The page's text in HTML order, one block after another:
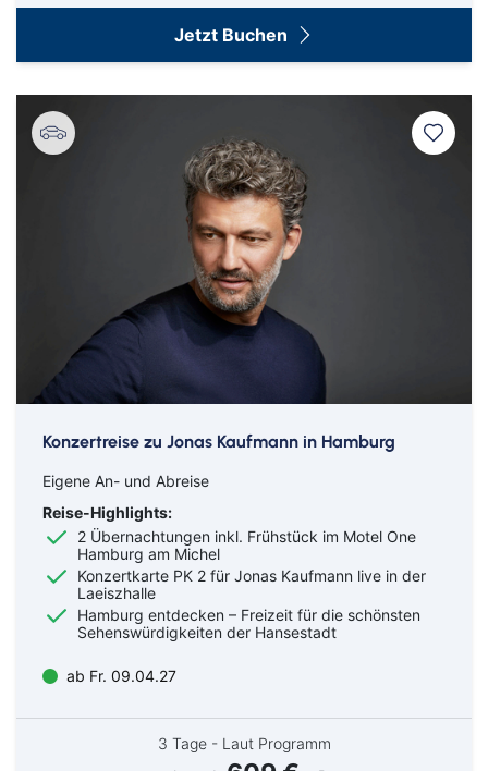
Jetzt Buchen
Konzertreise zu Jonas Kaufmann in Hamburg
Eigene An- und Abreise
Reise-Highlights:
2 Übernachtungen inkl. Frühstück im Motel One
Hamburg am Michel
Konzertkarte PK 2 für Jonas Kaufmann live in der
Laeiszhalle
Hamburg entdecken – Freizeit für die schönsten
Sehenswürdigkeiten der Hansestadt
ab Fr. 09.04.27
3 Tage - Laut Programm